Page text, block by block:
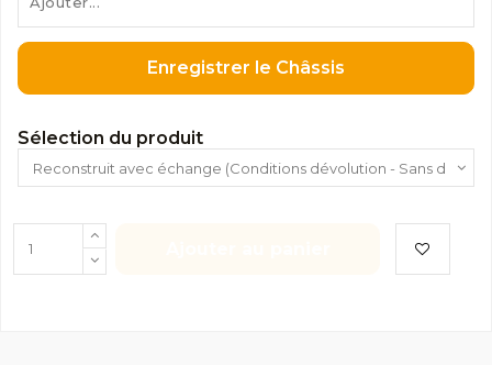
Enregistrer le Châssis
Sélection du produit